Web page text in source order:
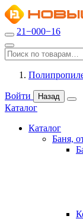
21−000−16
Войти Назад
Каталог
Каталог
Баня,